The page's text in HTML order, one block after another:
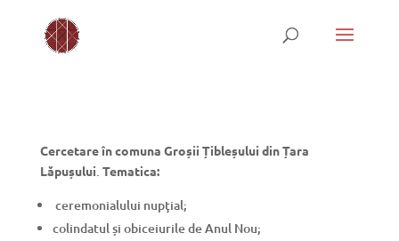
Cercetare în comuna Groșii Țibleșului din Țara
Lăpușului. Tematica:
ceremonialului nupţial;
colindatul și obiceiurile de Anul Nou;